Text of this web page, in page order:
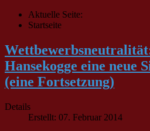
Aktuelle Seite:
Startseite
Hansekogge eine neue
(eine Fortsetzung)
Details
Erstellt: 07. Februar 2014